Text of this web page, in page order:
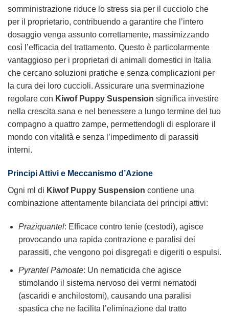
somministrazione riduce lo stress sia per il cucciolo che
per il proprietario, contribuendo a garantire che l’intero
dosaggio venga assunto correttamente, massimizzando
così l’efficacia del trattamento. Questo è particolarmente
vantaggioso per i proprietari di animali domestici in Italia
che cercano soluzioni pratiche e senza complicazioni per
la cura dei loro cuccioli. Assicurare una sverminazione
regolare con Kiwof Puppy Suspension significa investire
nella crescita sana e nel benessere a lungo termine del tuo
compagno a quattro zampe, permettendogli di esplorare il
mondo con vitalità e senza l’impedimento di parassiti
interni.
Principi Attivi e Meccanismo d’Azione
Ogni ml di Kiwof Puppy Suspension contiene una
combinazione attentamente bilanciata dei principi attivi:
Praziquantel: Efficace contro tenie (cestodi), agisce
provocando una rapida contrazione e paralisi dei
parassiti, che vengono poi disgregati e digeriti o espulsi.
Pyrantel Pamoate: Un nematicida che agisce
stimolando il sistema nervoso dei vermi nematodi
(ascaridi e anchilostomi), causando una paralisi
spastica che ne facilita l’eliminazione dal tratto